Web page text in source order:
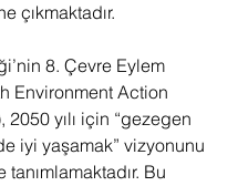
çıkmaktadır.
8. Çevre Eylem
Environment Action
2050 yılı için “gezegen
iyi yaşamak” vizyonunu
tanımlamaktadır. Bu